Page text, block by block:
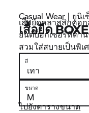
Casual Wear | ยูนิ
เสื้อยืด
เสื้อยืดคลาสสิกคอ
ยนต์บ็อกเซอร์ที่ด้า
สวมใส่สบายเป็นพิเ
สี
ขนาด
ไปยังตารางขนาด